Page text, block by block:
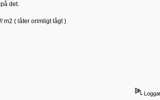
det.
m2 ( låter orimligt lågt )
Loggat